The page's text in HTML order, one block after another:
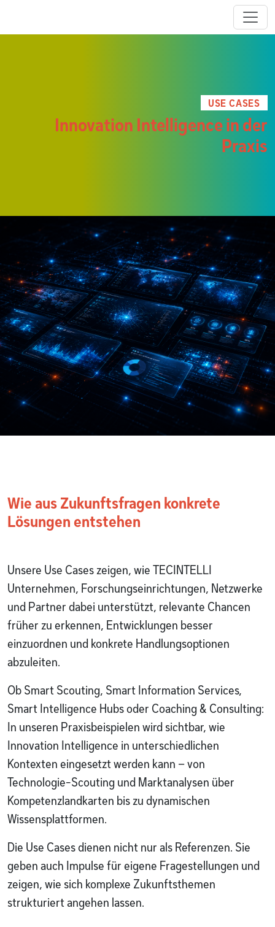
USE CASES
Innovation Intelligence in der
Praxis
Wie aus Zukunftsfragen konkrete
Lösungen entstehen
Unsere Use Cases zeigen, wie TECINTELLI
Unternehmen, Forschungseinrichtungen, Netzwerke
und Partner dabei unterstützt, relevante Chancen
früher zu erkennen, Entwicklungen besser
einzuordnen und konkrete Handlungsoptionen
abzuleiten.
Ob Smart Scouting, Smart Information Services,
Smart Intelligence Hubs oder Coaching & Consulting:
In unseren Praxisbeispielen wird sichtbar, wie
Innovation Intelligence in unterschiedlichen
Kontexten eingesetzt werden kann – von
Technologie-Scouting und Marktanalysen über
Kompetenzlandkarten bis zu dynamischen
Wissensplattformen.
Die Use Cases dienen nicht nur als Referenzen. Sie
geben auch Impulse für eigene Fragestellungen und
zeigen, wie sich komplexe Zukunftsthemen
strukturiert angehen lassen.